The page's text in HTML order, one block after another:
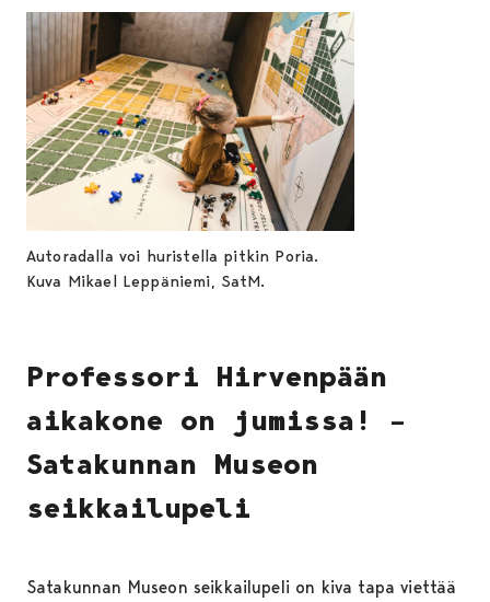
Autoradalla voi huristella pitkin Poria.
Kuva Mikael Leppäniemi, SatM.
Professori Hirvenpään
aikakone on jumissa! –
Satakunnan Museon
seikkailupeli
Satakunnan Museon seikkailupeli on kiva tapa viettää